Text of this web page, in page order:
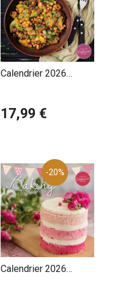
Calendrier 2026
17,99 €
-20%
Calendrier 2026